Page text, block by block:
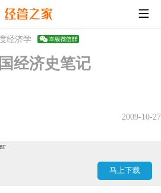
经济学
经济史笔记
2009-10-27
马上下载